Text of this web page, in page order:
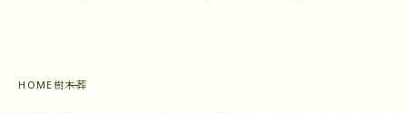
HOME樹木葬